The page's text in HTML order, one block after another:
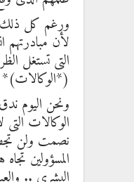
ورغم كل ذلك
لأن
التى تستغل
(*الوكالات)*
ونحن اليوم
الوكالات
نصمت ولن تجف
المسؤولين